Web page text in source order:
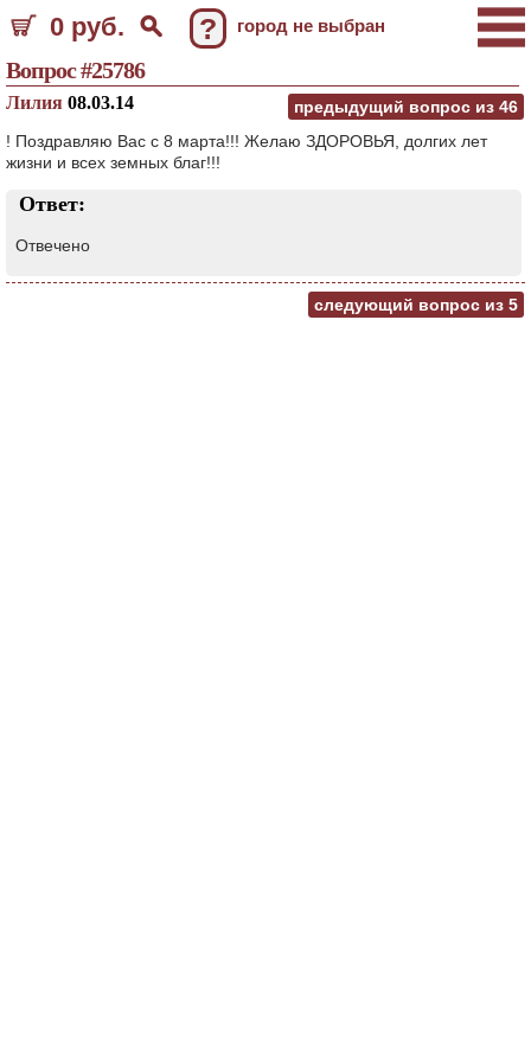
0 руб. ? город не выбран
Вопрос #25786
предыдущий вопрос из 46
Лилия 08.03.14
! Поздравляю Вас с 8 марта!!! Желаю ЗДОРОВЬЯ, долгих лет
жизни и всех земных благ!!!
Ответ:
Отвечено
следующий вопрос из 5